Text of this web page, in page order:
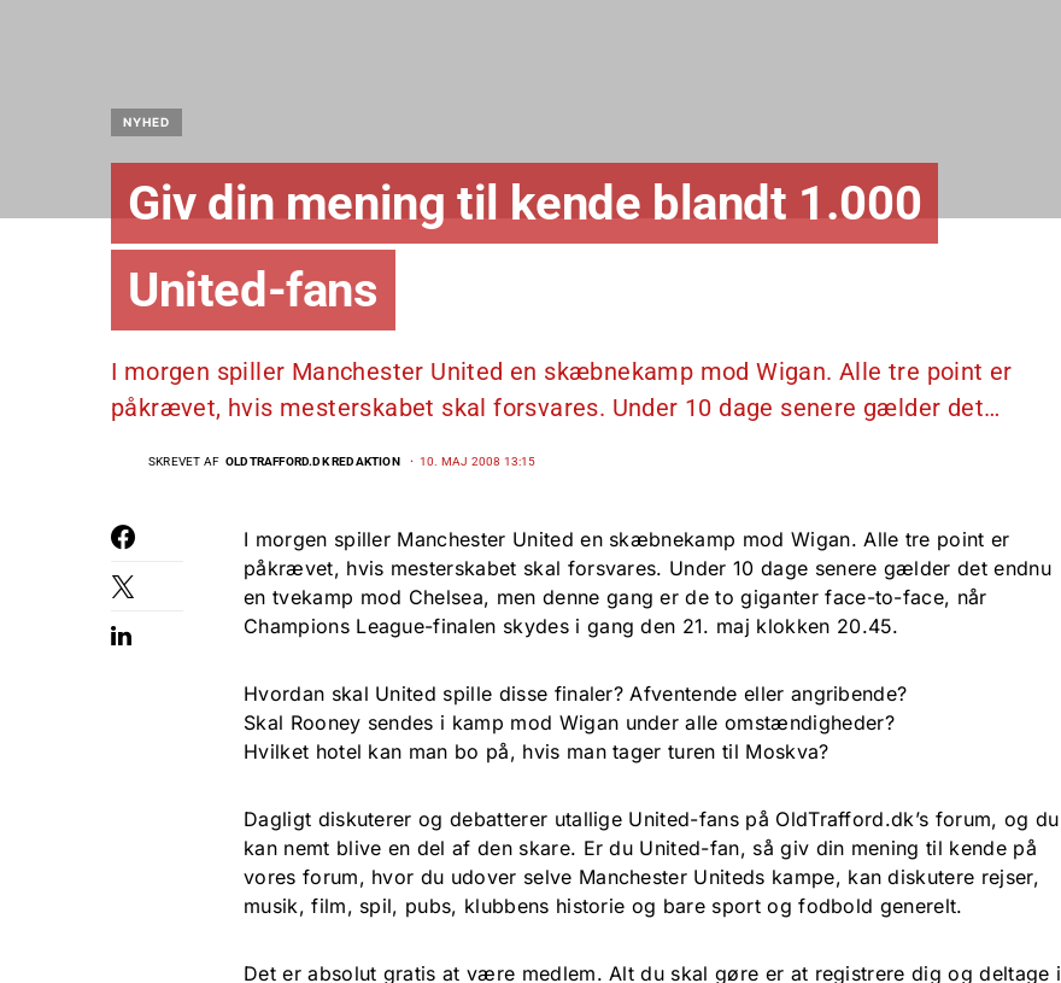
NYHED
Giv din mening til kende blandt 1.000
United-fans
I morgen spiller Manchester United en skæbnekamp mod Wigan. Alle tre point er
påkrævet, hvis mesterskabet skal forsvares. Under 10 dage senere gælder det…
SKREVET AF OLDTRAFFORD.DK REDAKTION 10. MAJ 2008 13:15
I morgen spiller Manchester United en skæbnekamp mod Wigan. Alle tre point er
påkrævet, hvis mesterskabet skal forsvares. Under 10 dage senere gælder det endnu
en tvekamp mod Chelsea, men denne gang er de to giganter face-to-face, når
Champions League-finalen skydes i gang den 21. maj klokken 20.45.
Hvordan skal United spille disse finaler? Afventende eller angribende?
Skal Rooney sendes i kamp mod Wigan under alle omstændigheder?
Hvilket hotel kan man bo på, hvis man tager turen til Moskva?
Dagligt diskuterer og debatterer utallige United-fans på OldTrafford.dk’s forum, og du
kan nemt blive en del af den skare. Er du United-fan, så giv din mening til kende på
vores forum, hvor du udover selve Manchester Uniteds kampe, kan diskutere rejser,
musik, film, spil, pubs, klubbens historie og bare sport og fodbold generelt.
Det er absolut gratis at være medlem. Alt du skal gøre er at registrere dig og deltage i